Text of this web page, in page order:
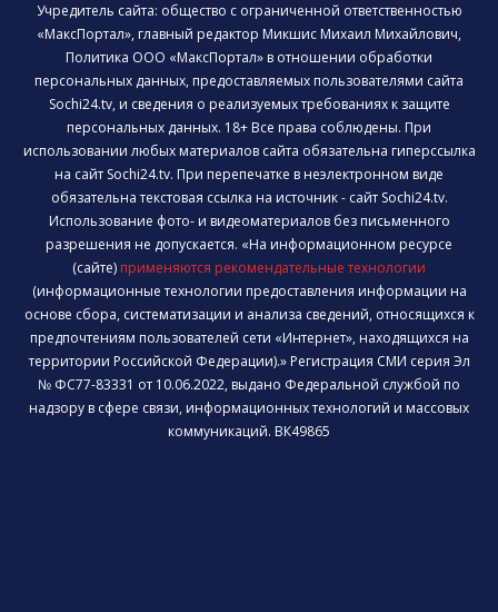
Учредитель сайта: общество с ограниченной ответственностью
«МаксПортал», главный редактор Микшис Михаил Михайлович,
Политика ООО «МаксПортал» в отношении обработки
персональных данных, предоставляемых пользователями сайта
Sochi24.tv, и сведения о реализуемых требованиях к защите
персональных данных. 18+ Все права соблюдены. При
использовании любых материалов сайта обязательна гиперссылка
на сайт Sochi24.tv. При перепечатке в неэлектронном виде
обязательна текстовая ссылка на источник - сайт Sochi24.tv.
Использование фото- и видеоматериалов без письменного
разрешения не допускается. «На информационном ресурсе
(сайте) применяются рекомендательные технологии
(информационные технологии предоставления информации на
основе сбора, систематизации и анализа сведений, относящихся к
предпочтениям пользователей сети «Интернет», находящихся на
территории Российской Федерации).» Регистрация СМИ серия Эл
№ ФС77-83331 от 10.06.2022, выдано Федеральной службой по
надзору в сфере связи, информационных технологий и массовых
коммуникаций. ВК49865